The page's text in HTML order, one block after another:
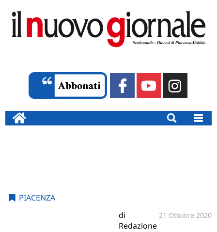
PIACENZA
di
Redazione
21 Ottobre 2020